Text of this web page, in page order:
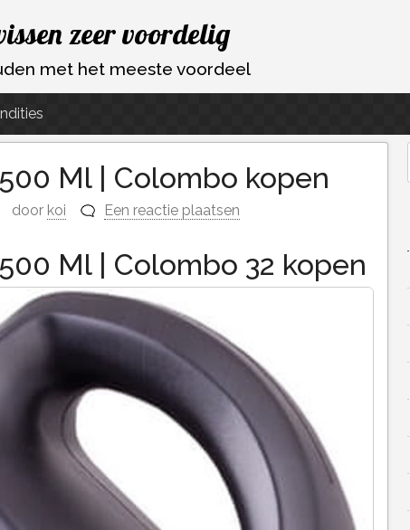
zeer voordelig
met het meeste voordeel
Ml | Colombo kopen
door koi Een reactie plaatsen
Ml | Colombo 32 kopen